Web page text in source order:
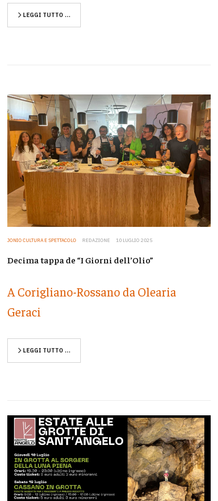
LEGGI TUTTO …
JONIO CULTURA E SPETTACOLO REDAZIONE 10 LUGLIO 2025
Decima tappa de “I Giorni dell’Olio”
A Corigliano-Rossano da Olearia
Geraci
LEGGI TUTTO …